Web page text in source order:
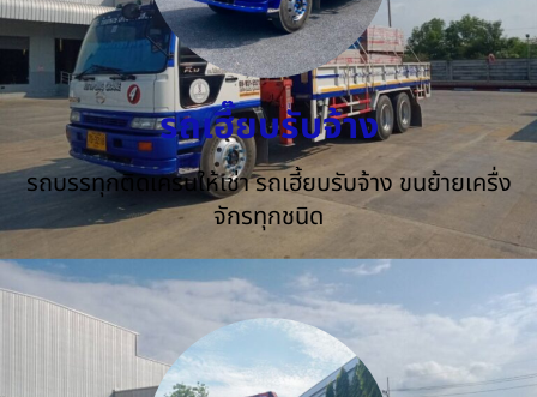
รถเฮี๊ยบรับจ้าง
รถบรรทุกติดเครนให้เช่า รถเฮี้ยบรับจ้าง ขนย้ายเครื่ง
จักรทุกชนิด